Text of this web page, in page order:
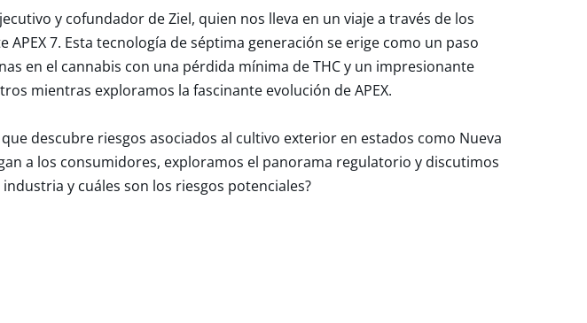
y cofundador de Ziel, quien nos lleva en un viaje a través de los
7. Esta tecnología de séptima generación se erige como un paso
en el cannabis con una pérdida mínima de THC y un impresionante
mientras exploramos la fascinante evolución de APEX.
descubre riesgos asociados al cultivo exterior en estados como Nueva
a los consumidores, exploramos el panorama regulatorio y discutimos
y cuáles son los riesgos potenciales?